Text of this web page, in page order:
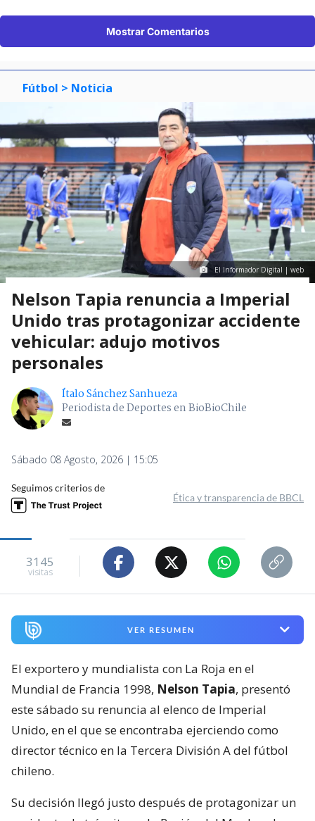
Mostrar Comentarios
Fútbol > Noticia
El Informador Digital | web
Nelson Tapia renuncia a Imperial
Unido tras protagonizar accidente
vehicular: adujo motivos
personales
Ítalo Sánchez Sanhueza
Periodista de Deportes en BioBioChile
Sábado 08 Agosto, 2026 | 15:05
Seguimos criterios de
Ética y transparencia de BBCL
3145
visitas
VER RESUMEN
El exportero y mundialista con La Roja en el
Mundial de Francia 1998, Nelson Tapia, presentó
este sábado su renuncia al elenco de Imperial
Unido, en el que se encontraba ejerciendo como
director técnico en la Tercera División A del fútbol
chileno.
Su decisión llegó justo después de protagonizar un